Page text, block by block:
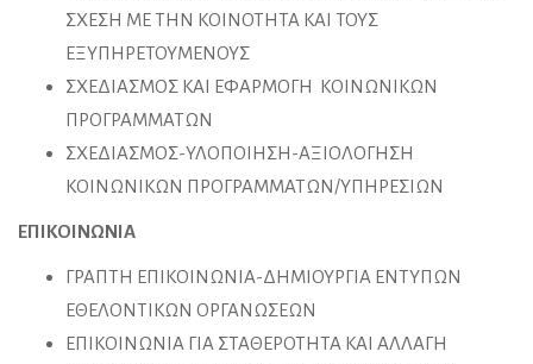
ΣΧΕΣΗ ΜΕ ΤΗΝ ΚΟΙΝΟΤΗΤΑ ΚΑΙ ΤΟΥΣ
ΕΞΥΠΗΡΕΤΟΥΜΕΝΟΥΣ
ΣΧΕΔΙΑΣΜΟΣ ΚΑΙ ΕΦΑΡΜΟΓΗ ΚΟΙΝΩΝΙΚΩΝ
ΠΡΟΓΡΑΜΜΑΤΩΝ
ΣΧΕΔΙΑΣΜΟΣ-ΥΛΟΠΟΙΗΣΗ-ΑΞΙΟΛΟΓΗΣΗ
ΚΟΙΝΩΝΙΚΩΝ ΠΡΟΓΡΑΜΜΑΤΩΝ/ΥΠΗΡΕΣΙΩΝ
ΕΠΙΚΟΙΝΩΝΙΑ
ΓΡΑΠΤΗ ΕΠΙΚΟΙΝΩΝΙΑ-ΔΗΜΙΟΥΡΓΙΑ ΕΝΤΥΠΩΝ
ΕΘΕΛΟΝΤΙΚΩΝ ΟΡΓΑΝΩΣΕΩΝ
ΕΠΙΚΟΙΝΩΝΙΑ ΓΙΑ ΣΤΑΘΕΡΟΤΗΤΑ ΚΑΙ ΑΛΛΑΓΗ